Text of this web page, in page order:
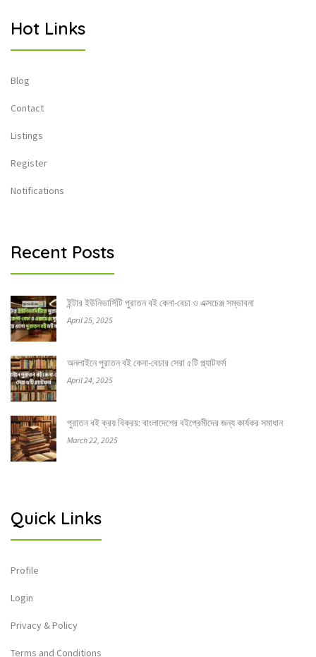
Hot Links
Blog
Contact
Listings
Register
Notifications
Recent Posts
ইন্টার ইউনিভার্সিটি পুরাতন বই কেনা-বেচা ও এক্সচেঞ্জ সম্ভাবনা
April 25, 2025
অনলাইনে পুরাতন বই কেনা-বেচার সেরা ৫টি প্ল্যাটফর্ম
April 24, 2025
পুরাতন বই ক্রয় বিক্রয়: বাংলাদেশের বইপ্রেমীদের জন্য কার্যকর সমাধান
March 22, 2025
Quick Links
Profile
Login
Privacy & Policy
Terms and Conditions